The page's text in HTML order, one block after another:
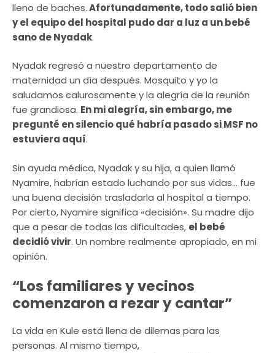
lleno de baches.Afortunadamente, todo salió bien
y el equipo del hospital pudo dar a luz a un bebé
sano de Nyadak.
Nyadak regresó a nuestro departamento de
maternidad un día después. Mosquito y yo la
saludamos calurosamente y la alegría de la reunión
fue grandiosa. En mi alegría, sin embargo, me
pregunté en silencio qué habría pasado si MSF no
estuviera aquí.
Sin ayuda médica, Nyadak y su hija, a quien llamó
Nyamire, habrían estado luchando por sus vidas… fue
una buena decisión trasladarla al hospital a tiempo.
Por cierto, Nyamire significa «decisión». Su madre dijo
que a pesar de todas las dificultades, el bebé
decidió vivir. Un nombre realmente apropiado, en mi
opinión.
“Los familiares y vecinos
comenzaron a rezar y cantar”
La vida en Kule está llena de dilemas para las
personas. Al mismo tiempo,